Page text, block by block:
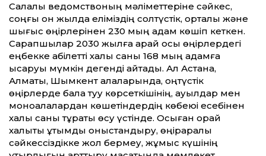
Салалық ведомствоның мәліметтеріне сәйкес,
соңғы он жылда еліміздің солтүстік, орталық және
шығыс өңірлерінен 230 мың адам көшіп кеткен.
Сарапшылар 2030 жылға қарай осы өңірлердегі
еңбекке қабілетті халық саны 168 мың адамға
қысқаруы мүмкін дегенді айтады. Ал Астана,
Алматы, Шымкент қалаларында, оңтүстік
өңірлерде бала туу көрсеткішінің, ауылдар мен
моноқалалардан көшетіндердің көбеюі есебінен
халық саны тұрақты өсу үстінде. Осыған орай
халықты ұтымды қоныстандыру, өңіраралық
сәйкессіздікке жол бермеу, жұмыс күшінің